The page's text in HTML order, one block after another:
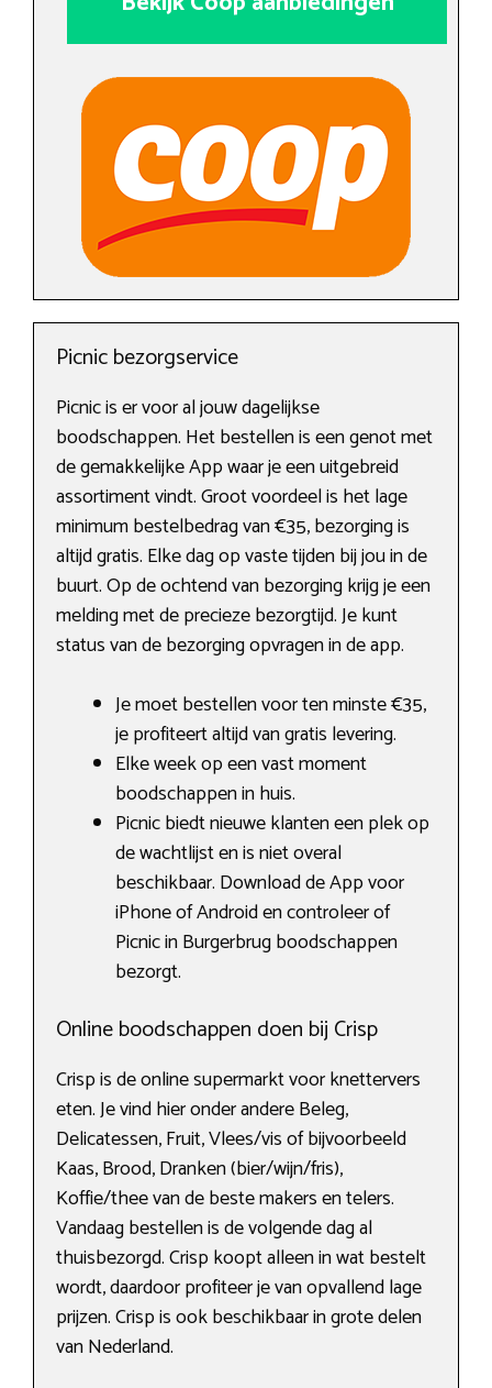
Picnic bezorgservice
Picnic is er voor al jouw dagelijkse
boodschappen. Het bestellen is een genot met
de gemakkelijke App waar je een uitgebreid
assortiment vindt. Groot voordeel is het lage
minimum bestelbedrag van €35, bezorging is
altijd gratis. Elke dag op vaste tijden bij jou in de
buurt. Op de ochtend van bezorging krijg je een
melding met de precieze bezorgtijd. Je kunt
status van de bezorging opvragen in de app.
Je moet bestellen voor ten minste €35,
je profiteert altijd van gratis levering.
Elke week op een vast moment
boodschappen in huis.
Picnic biedt nieuwe klanten een plek op
de wachtlijst en is niet overal
beschikbaar. Download de App voor
iPhone of Android en controleer of
Picnic in Burgerbrug boodschappen
bezorgt.
Online boodschappen doen bij Crisp
Crisp is de online supermarkt voor knettervers
eten. Je vind hier onder andere Beleg,
Delicatessen, Fruit, Vlees/vis of bijvoorbeeld
Kaas, Brood, Dranken (bier/wijn/fris),
Koffie/thee van de beste makers en telers.
Vandaag bestellen is de volgende dag al
thuisbezorgd. Crisp koopt alleen in wat bestelt
wordt, daardoor profiteer je van opvallend lage
prijzen. Crisp is ook beschikbaar in grote delen
van Nederland.